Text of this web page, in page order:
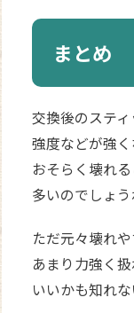
まとめ
交換後のステ
強度などが強
おそらく壊れ
多いのでしょ
ただ元々壊れ
あまり力強く
いいかも知れ